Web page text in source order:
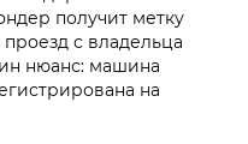
получит метку
с владельца
нюанс: машина
на